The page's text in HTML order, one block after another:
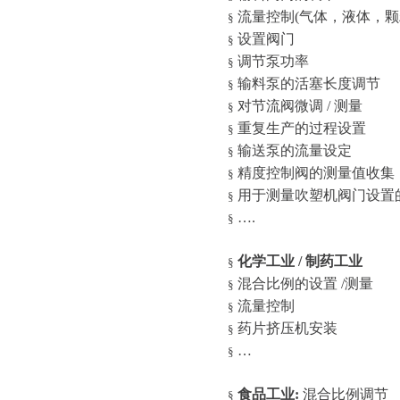
§ 流量控制 (气体，液体，
§ 设置阀门
§ 调节泵功率
§ 输料泵的活塞长度调节
§ 对节流阀微调 /测量
§ 重复生产的过程设置
§ 输送泵的流量设定
§ 精度控制阀的测量值收集
§ 用于测量吹塑机阀门设置
§ ….
§ 化学工业 /制药工业
§ 混合比例的设置 /测量
§ 流量控制
§ 药片挤压机安装
§ …
§ 食品工业: 混合比例调节